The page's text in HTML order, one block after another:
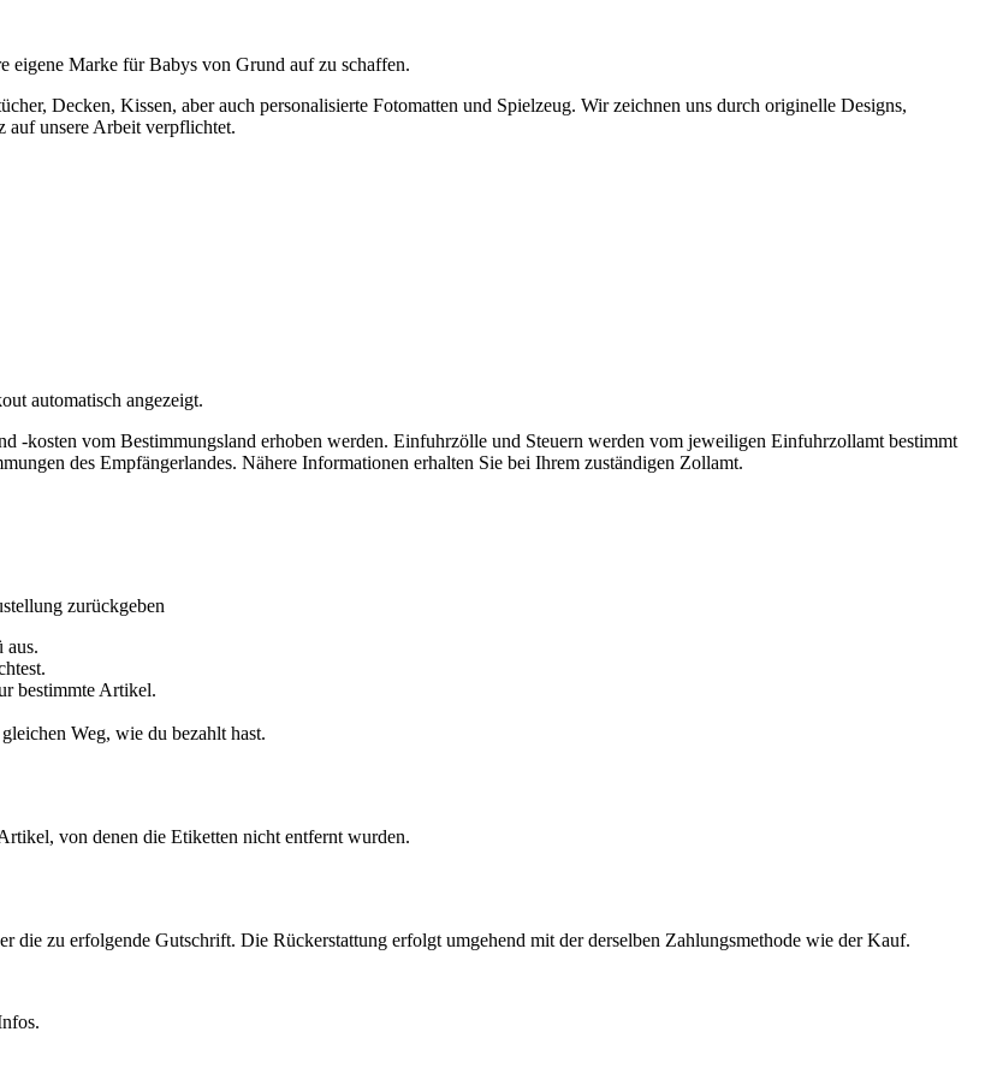
eigene Marke für Babys von Grund auf zu schaffen.
Decken, Kissen, aber auch personalisierte Fotomatten und Spielzeug. Wir zeichnen uns durch originelle Designs,
auf unsere Arbeit verpflichtet.
automatisch angezeigt.
-kosten vom Bestimmungsland erhoben werden. Einfuhrzölle und Steuern werden vom jeweiligen Einfuhrzollamt bestimmt
des Empfängerlandes. Nähere Informationen erhalten Sie bei Ihrem zuständigen Zollamt.
zurückgeben
aus.
bestimmte Artikel.
Weg, wie du bezahlt hast.
von denen die Etiketten nicht entfernt wurden.
zu erfolgende Gutschrift. Die Rückerstattung erfolgt umgehend mit der derselben Zahlungsmethode wie der Kauf.